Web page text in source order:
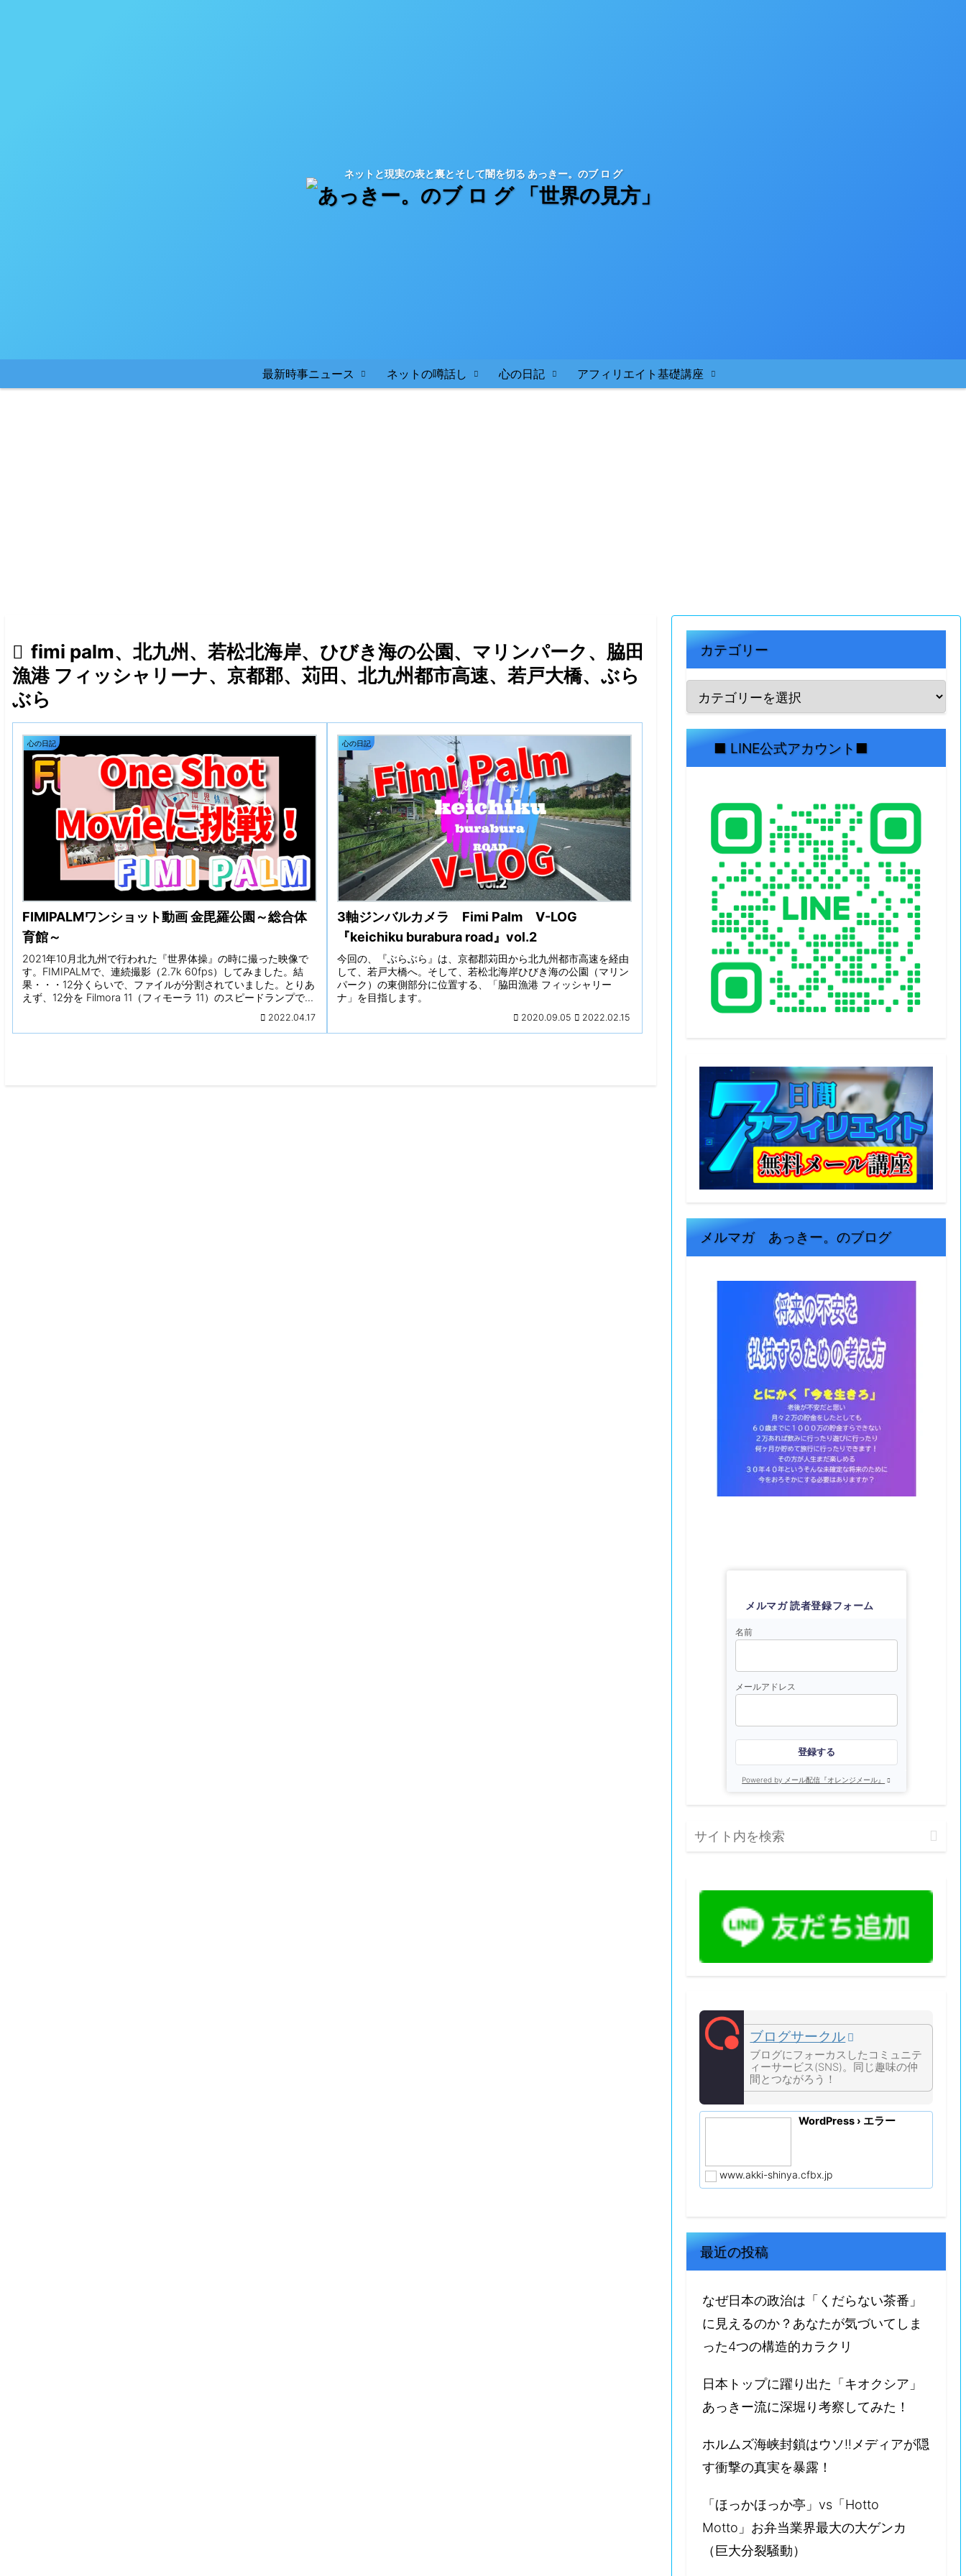
ネットと現実の表と裏とそして闇を切る あっきー。のブ ロ グ
最新時事ニュース ネットの噂話し 心の日記 アフィリエイト基礎講座
fimi palm、北九州、若松北海岸、ひびき海の公園、マリンパーク、脇田
漁港 フィッシャリーナ、京都郡、苅田、北九州都市高速、若戸大橋、ぶら
ぶら
心の日記
FIMIPALMワンショット動画 金毘羅公園～総合体
育館～
2021年10月北九州で行われた『世界体操』の時に撮った映像で
す。FIMIPALMで、連続撮影（2.7k 60fps）してみました。結
果・・・12分くらいで、ファイルが分割されていました。とりあ
えず、12分を Filmora 11（フィモーラ 11）のスピードランプで、
2022.04.17
心の日記
3軸ジンバルカメラ Fimi Palm V-LOG
『keichiku burabura road』vol.2
今回の、『ぶらぶら』は、京都郡苅田から北九州都市高速を経由
して、若戸大橋へ。そして、若松北海岸ひびき海の公園（マリン
パーク）の東側部分に位置する、「脇田漁港 フィッシャリー
ナ」を目指します。
2020.09.05 2022.02.15
カテゴリー
■ LINE公式アカウント■
メルマガ あっきー。のブログ
メルマガ 読者登録フォーム
名前
メールアドレス
登録する
Powered by メール配信『オレンジメール』
ブログサークル
ブログにフォーカスしたコミュニテ
ィーサービス(SNS)。同じ趣味の仲
間とつながろう！
WordPress › エラー
www.akki-shinya.cfbx.jp
最近の投稿
なぜ日本の政治は「くだらない茶番」
に見えるのか？あなたが気づいてしま
った4つの構造的カラクリ
日本トップに躍り出た「キオクシア」
あっきー流に深堀り考察してみた！
ホルムズ海峡封鎖はウソ‼️メディアが隠
す衝撃の真実を暴露！
「ほっかほっか亭」vs「Hotto
Motto」お弁当業界最大の大ゲンカ
（巨大分裂騒動）